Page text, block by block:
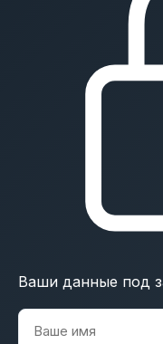
Ваши данные под